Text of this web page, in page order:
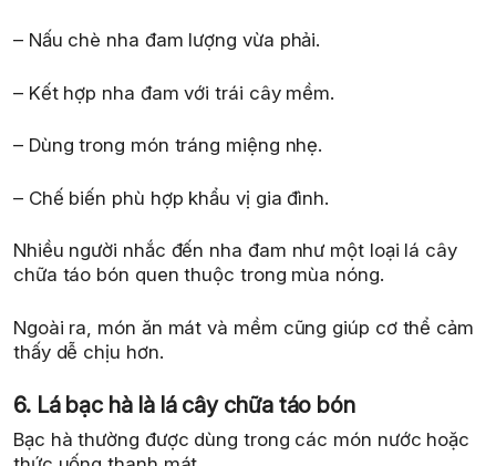
– Nấu chè nha đam lượng vừa phải.
– Kết hợp nha đam với trái cây mềm.
– Dùng trong món tráng miệng nhẹ.
– Chế biến phù hợp khẩu vị gia đình.
Nhiều người nhắc đến nha đam như một loại lá cây
chữa táo bón quen thuộc trong mùa nóng.
Ngoài ra, món ăn mát và mềm cũng giúp cơ thể cảm
thấy dễ chịu hơn.
6. Lá bạc hà là lá cây chữa táo bón
Bạc hà thường được dùng trong các món nước hoặc